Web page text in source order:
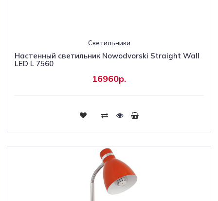
Светильники
Настенный светильник Nowodvorski Straight Wall
LED L 7560
16960р.